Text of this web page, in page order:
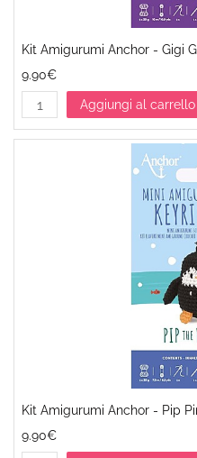
Kit Amigurumi Anchor - Gigi
9.90€
Aggiungi al carrello
Kit Amigurumi Anchor - Pip
9.90€